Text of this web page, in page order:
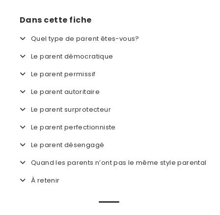
Dans cette fiche
Quel type de parent êtes-vous?
Le parent démocratique
Le parent permissif
Le parent autoritaire
Le parent surprotecteur
Le parent perfectionniste
Le parent désengagé
Quand les parents n’ont pas le même style parental
À retenir